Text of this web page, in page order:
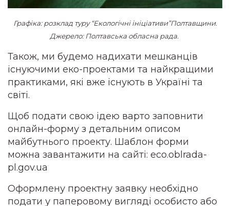
Графіка: розклад туру “Екологічні ініціативи”Полтавщини.
Джерело: Полтавська обласна рада.
Також, ми будемо надихати мешканців
існуючими еко-проектами та найкращими
практиками, які вже існують в Україні та
світі.
Щоб подати свою ідею варто заповнити
онлайн-форму з детальним описом
майбутнього проекту. Шаблон форми
можна завантажити на сайті: eco.oblrada-
pl.gov.ua
Оформлену проектну заявку необхідно
подати у паперовому вигляді особисто або